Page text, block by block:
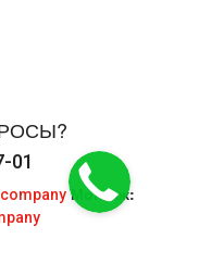
01
Монтаж: